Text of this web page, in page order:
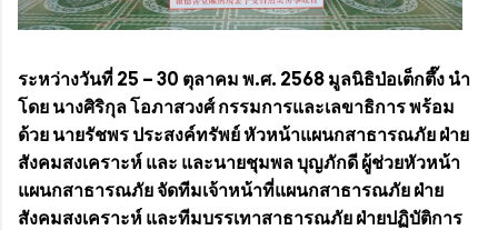
ระหว่างวันที่ 25 – 30 ตุลาคม พ.ศ. 2568 มูลนิธิป่อเต็กตึ๊ง นำ
โดย นางศิริกุล โอภาสวงศ์ กรรมการและเลขาธิการ พร้อม
ด้วย นายรัชพร ประสงค์ทรัพย์ หัวหน้าแผนกสาธารณภัย ฝ่าย
สังคมสงเคราะห์ และ และนายชุมพล บุญภักดี ผู้ช่วยหัวหน้า
แผนกสาธารณภัย จัดทีมเจ้าหน้าที่แผนกสาธารณภัย ฝ่าย
สังคมสงเคราะห์ และทีมบรรเทาสาธารณภัย ฝ่ายปฏิบัติการ